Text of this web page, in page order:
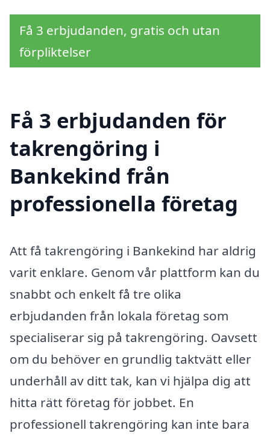
Få 3 erbjudanden, gratis och utan
förpliktelser
Få 3 erbjudanden för
takrengöring i
Bankekind från
professionella företag
Att få takrengöring i Bankekind har aldrig
varit enklare. Genom vår plattform kan du
snabbt och enkelt få tre olika
erbjudanden från lokala företag som
specialiserar sig på takrengöring. Oavsett
om du behöver en grundlig taktvätt eller
underhåll av ditt tak, kan vi hjälpa dig att
hitta rätt företag för jobbet. En
professionell takrengöring kan inte bara